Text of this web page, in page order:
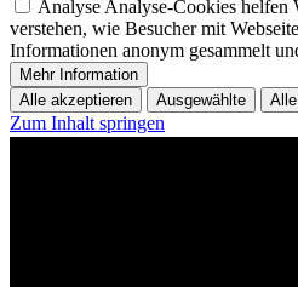
Analyse Analyse-Cookies helfen
verstehen, wie Besucher mit
Informationen anonym gesammelt
Mehr Information
Alle akzeptieren
Ausgewählte
Zum Inhalt springen